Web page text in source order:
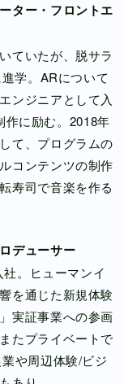
ター・フロントエ
ていたが、脱サラ
学。ARについて
ンジニアとして入
作に励む。2018年
て、プログラムの
コンテンツの制作
寿司で音楽を作る
デューサー
。ヒューマンイ
を通じた新規体験
実証事業への参画
たプライベートで
や周辺体験/ビジ